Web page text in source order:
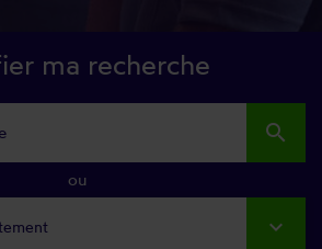
ma recherche
search
ou